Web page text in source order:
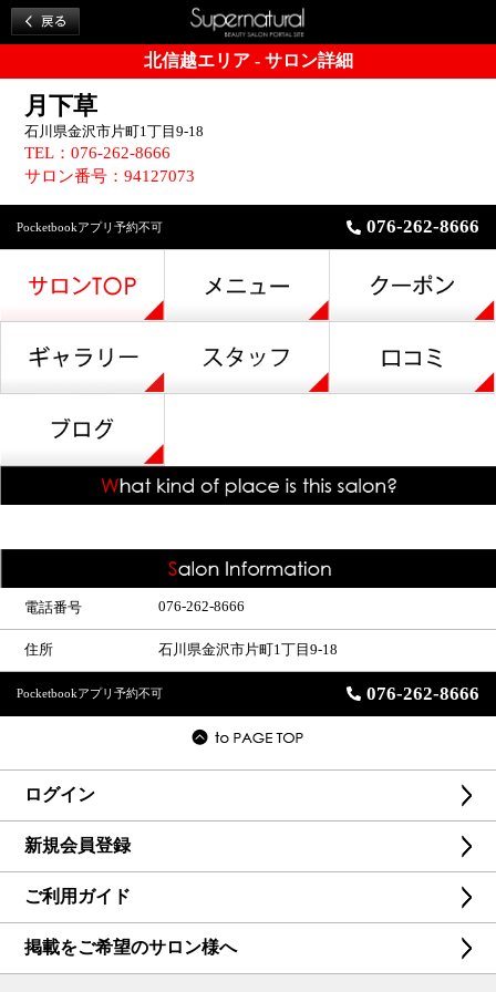
北信越エリア - サロン詳細
月下草
石川県金沢市片町1丁目9-18
TEL：076-262-8666
サロン番号：94127073
Pocketbookアプリ予約不可 076-262-8666
電話番号 076-262-8666
住所 石川県金沢市片町1丁目9-18
Pocketbookアプリ予約不可 076-262-8666
ログイン
新規会員登録
ご利用ガイド
掲載をご希望のサロン様へ